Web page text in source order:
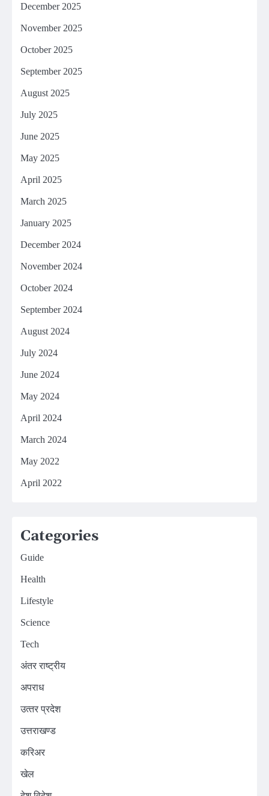
December 2025
November 2025
October 2025
September 2025
August 2025
July 2025
June 2025
May 2025
April 2025
March 2025
January 2025
December 2024
November 2024
October 2024
September 2024
August 2024
July 2024
June 2024
May 2024
April 2024
March 2024
May 2022
April 2022
Categories
Guide
Health
Lifestyle
Science
Tech
अंतर राष्ट्रीय
अपराध
उत्‍तर प्रदेश
उत्तराखण्ड
करिअर
खेल